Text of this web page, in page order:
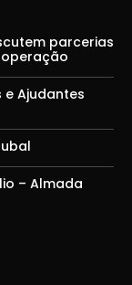
parcerias
e Ajudantes
– Almada